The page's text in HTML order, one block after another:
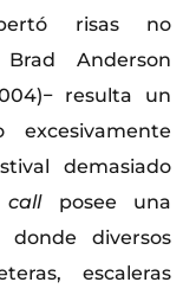
risas no
Anderson
resulta un
demasiado
call posee una
diversos
escaleras